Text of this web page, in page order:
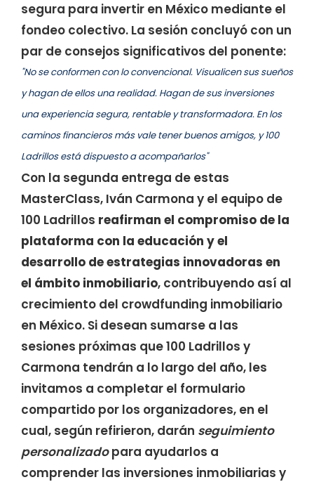
segura para invertir en México mediante el
fondeo colectivo. La sesión concluyó con un
par de consejos significativos del ponente:
"No se conformen con lo convencional. Visualicen sus sueños
y hagan de ellos una realidad. Hagan de sus inversiones
una experiencia segura, rentable y transformadora. En los
caminos financieros más vale tener buenos amigos, y 100
Ladrillos está dispuesto a acompañarlos"
Con la segunda entrega de estas
MasterClass, Iván Carmona y el equipo de
100 Ladrillos reafirman el compromiso de la
plataforma con la educación y el
desarrollo de estrategias innovadoras en
el ámbito inmobiliario, contribuyendo así al
crecimiento del crowdfunding inmobiliario
en México. Si desean sumarse a las
sesiones próximas que 100 Ladrillos y
Carmona tendrán a lo largo del año, les
invitamos a completar el formulario
compartido por los organizadores, en el
cual, según refirieron, darán seguimiento
personalizadopara ayudarlos a
comprender las inversiones inmobiliarias y